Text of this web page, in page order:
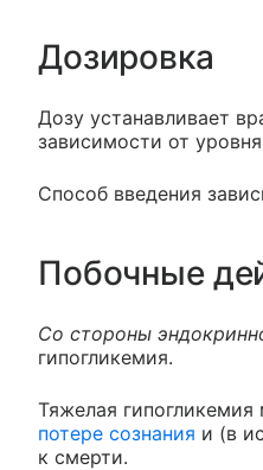
Дозировка
Дозу устанавливает
зависимости от
Способ введения
Побочные
Со стороны
гипогликемия.
Тяжелая
потере сознания и (в
к смерти.